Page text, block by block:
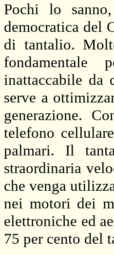
Pochi lo
democratica del
di tantalio.
fondamentale
inattaccabile da
serve a
generazione.
telefono
palmari. Il
straordinaria
che venga
nei motori dei
elettroniche ed
75 per cento del